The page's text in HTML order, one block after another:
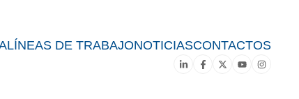
LÍNEAS DE TRABAJONOTICIASCONTACTOS